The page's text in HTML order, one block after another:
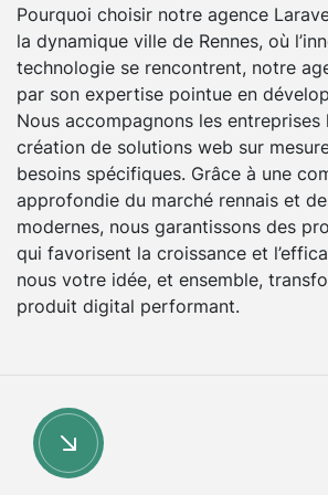
Pourquoi choisir notre agence
la dynamique ville de Rennes, où
technologie se rencontrent, notre
par son expertise pointue en
Nous accompagnons les entreprises
création de solutions web sur
besoins spécifiques. Grâce à une
approfondie du marché rennais et
modernes, nous garantissons des
qui favorisent la croissance et
nous votre idée, et ensemble,
produit digital performant.